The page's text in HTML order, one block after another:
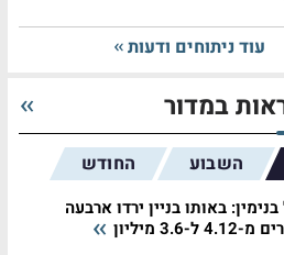
עוד ניתוחים ודעות
במדור
השבוע החודש
באותו בניין ירדו ארבעה
ל-3.6 מיליון